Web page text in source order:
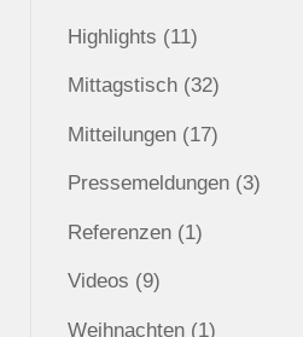
Highlights (11)
Mittagstisch(32)
Mitteilungen(17)
Pressemeldungen(3)
Referenzen(1)
Videos (9)
Weihnachten(1)